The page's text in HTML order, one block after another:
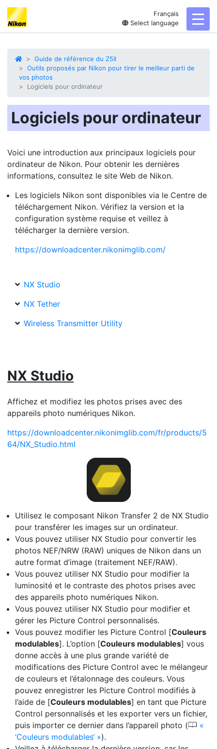
Français
Select language
Guide de référence du Z5II
Outils proposés par Nikon pour tirer le meilleur parti de
vos photos
Logiciels pour ordinateur
Logiciels pour ordinateur
Voici une introduction aux principaux logiciels pour
ordinateur de Nikon. Pour obtenir les dernières
informations, consultez le site Web de Nikon.
Les logiciels Nikon sont disponibles via le Centre de
téléchargement Nikon. Vérifiez la version et la
configuration système requise et veillez à
télécharger la dernière version.
https://downloadcenter.nikonimglib.com/
NX Studio
NX Tether
Wireless Transmitter Utility
NX Studio
Affichez et modifiez les photos prises avec des
appareils photo numériques Nikon.
https://downloadcenter.nikonimglib.com/fr/products/5
64/NX_Studio.html
Utilisez le composant Nikon Transfer 2 de NX Studio
pour transférer les images sur un ordinateur.
Vous pouvez utiliser NX Studio pour convertir les
photos NEF/NRW (RAW) uniques de Nikon dans un
autre format d’image (traitement NEF/RAW).
Vous pouvez utiliser NX Studio pour modifier la
luminosité et le contraste des photos prises avec
des appareils photo numériques Nikon.
Vous pouvez utiliser NX Studio pour modifier et
gérer les Picture Control personnalisés.
Vous pouvez modifier les Picture Control [Couleurs
modulables]. L’option [Couleurs modulables] vous
donne accès à une plus grande variété de
modifications des Picture Control avec le mélangeur
de couleurs et l’étalonnage des couleurs. Vous
pouvez enregistrer les Picture Control modifiés à
l’aide de [Couleurs modulables] en tant que Picture
Control personnalisés et les exporter vers un fichier,
puis importer ce dernier dans l’appareil photo (0
‘Couleurs modulables‘
).